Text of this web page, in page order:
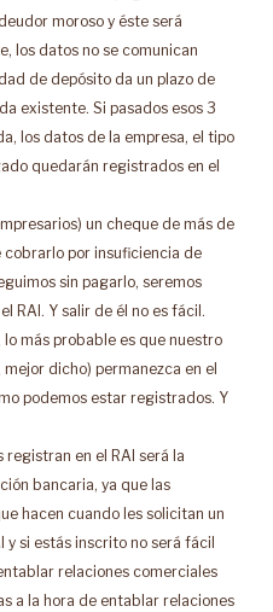
moroso y éste será
los datos no se comunican
de depósito da un plazo de
existente. Si pasados esos 3
los datos de la empresa, el tipo
quedarán registrados en el
un cheque de más de
por insuficiencia de
sin pagarlo, seremos
RAI. Y salir de él no es fácil.
más probable es que nuestro
dicho) permanezca en el
podemos estar registrados. Y
registran en el RAI será la
bancaria, ya que las
hacen cuando les solicitan un
si estás inscrito no será fácil
relaciones comerciales
a la hora de entablar relaciones